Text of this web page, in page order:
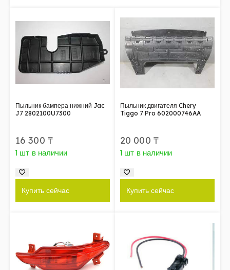
Пыльник бампера нижний Jac
J7 2802100U7300
16 300 ₸
1 шт в наличии
Купить сейчас
Пыльник двигателя Chery
Tiggo 7 Pro 602000746AA
20 000 ₸
1 шт в наличии
Купить сейчас